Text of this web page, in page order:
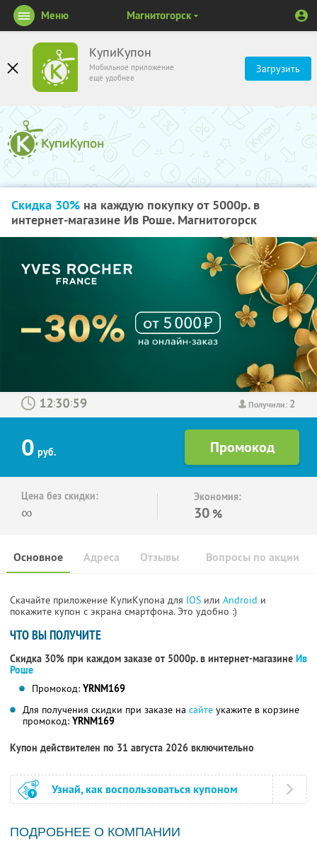
КупиКупон
Мобильное приложение
ещё удобнее
Загрузить
Меню Магнитогорск
Скидка 30% на каждую покупку от 5000р. в
интернет-магазине Ив Роше. Магнитогорск
Получили: 2
: :
0 руб.
Цена без скидки:
∞
Экономия:
30 %
Основное Отзывы Вопросы по акции
Адреса
Скачайте приложение КупиКупона для IOS или Android и
покажите купон с экрана смартфона. Это удобно :)
ЧТО ВЫ ПОЛУЧИТЕ
Скидка 30% при каждом заказе от 5000р. в интернет-магазине Ив
Роше
Промокод: YRNM169
Для получения скидки при заказе на сайте укажите в корзине
промокод: YRNM169
Купон действителен по 31 августа 2026 включительно
Узнай, как воспользоваться купоном
ПОДРОБНЕЕ О КОМПАНИИ